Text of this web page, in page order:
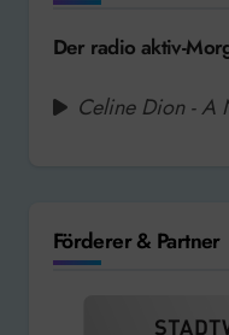
Der radio aktiv-
Celine Dion - A
Förderer & Partner